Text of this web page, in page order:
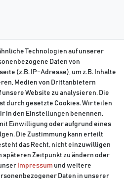
Technologien auf unserer
Daten von
(z.B. IP-Adresse), um z.B. Inhalte
Medien von Drittanbietern
Website zu analysieren. Die
durch gesetzte Cookies. Wir teilen
in den Einstellungen benennen.
Einwilligung oder aufgrund eines
Die Zustimmung kann erteilt
das Recht, nicht einzuwilligen
späteren Zeitpunkt zu ändern oder
Impressum und weitere
Daten in unserer